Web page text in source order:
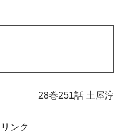
28巻251話 土屋淳
ンク